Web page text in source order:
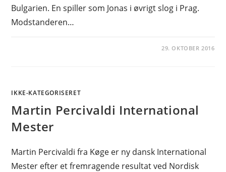
Bulgarien. En spiller som Jonas i øvrigt slog i Prag.
Modstanderen…
29. OKTOBER 2016
IKKE-KATEGORISERET
Martin Percivaldi International
Mester
Martin Percivaldi fra Køge er ny dansk International
Mester efter et fremragende resultat ved Nordisk